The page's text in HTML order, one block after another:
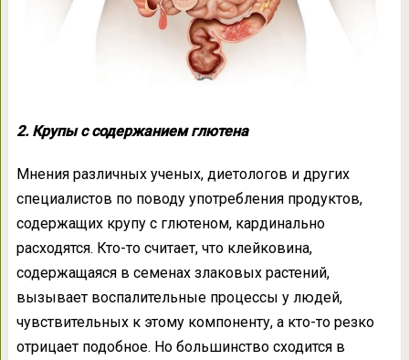
2. Крупы с содержанием глютена
Мнения различных ученых, диетологов и других
специалистов по поводу употребления продуктов,
содержащих крупу с глютеном, кардинально
расходятся. Кто-то считает, что клейковина,
содержащаяся в семенах злаковых растений,
вызывает воспалительные процессы у людей,
чувствительных к этому компоненту, а кто-то резко
отрицает подобное. Но большинство сходится в